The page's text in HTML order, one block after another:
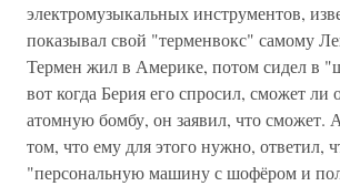
электромузыкальных инструментов,
показывал свой "терменвокс" самому
Термен жил в Америке, потом сидел в
вот когда Берия его спросил, сможет ли
атомную бомбу, он заявил, что сможет.
том, что ему для этого нужно, ответил,
"персональную машину с шофёром и